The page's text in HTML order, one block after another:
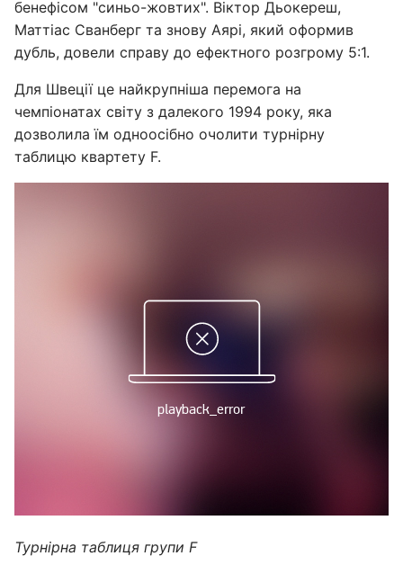
бенефісом "синьо-жовтих". Віктор Дьокереш,
Маттіас Сванберг та знову Аярі, який оформив
дубль, довели справу до ефектного розгрому 5:1.
Для Швеції це найкрупніша перемога на
чемпіонатах світу з далекого 1994 року, яка
дозволила їм одноосібно очолити турнірну
таблицю квартету F.
Турнірна таблиця групи F